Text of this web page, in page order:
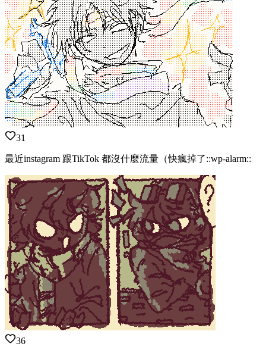
31
最近instagram 跟TikTok 都沒什麼流量（快瘋掉了::wp-alarm::
36